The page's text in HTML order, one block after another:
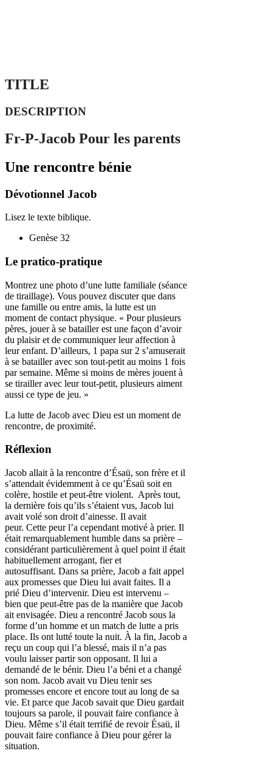
TITLE
DESCRIPTION
Fr-P-Jacob Pour les parents
Une rencontre bénie
Dévotionnel Jacob
Lisez le texte biblique.
Genèse 32
Le pratico-pratique
Montrez une photo d’une lutte familiale (séance
de tiraillage). Vous pouvez discuter que dans
une famille ou entre amis, la lutte est un
moment de contact physique. « Pour plusieurs
pères, jouer à se batailler est une façon d’avoir
du plaisir et de communiquer leur affection à
leur enfant. D’ailleurs, 1 papa sur 2 s’amuserait
à se batailler avec son tout-petit au moins 1 fois
par semaine. Même si moins de mères jouent à
se tirailler avec leur tout-petit, plusieurs aiment
aussi ce type de jeu. »
La lutte de Jacob avec Dieu est un moment de
rencontre, de proximité.
Réflexion
Jacob allait à la rencontre d’Ésaü, son frère et il
s’attendait évidemment à ce qu’Ésaü soit en
colère, hostile et peut-être violent. Après tout,
la dernière fois qu’ils s’étaient vus, Jacob lui
avait volé son droit d’ainesse. Il avait
peur. Cette peur l’a cependant motivé à prier. Il
était remarquablement humble dans sa prière –
considérant particulièrement à quel point il était
habituellement arrogant, fier et
autosuffisant. Dans sa prière, Jacob a fait appel
aux promesses que Dieu lui avait faites. Il a
prié Dieu d’intervenir. Dieu est intervenu –
bien que peut-être pas de la manière que Jacob
ait envisagée. Dieu a rencontré Jacob sous la
forme d’un homme et un match de lutte a pris
place. Ils ont lutté toute la nuit. À la fin, Jacob a
reçu un coup qui l’a blessé, mais il n’a pas
voulu laisser partir son opposant. Il lui a
demandé de le bénir. Dieu l’a béni et a changé
son nom. Jacob avait vu Dieu tenir ses
promesses encore et encore tout au long de sa
vie. Et parce que Jacob savait que Dieu gardait
toujours sa parole, il pouvait faire confiance à
Dieu. Même s’il était terrifié de revoir Ésaü, il
pouvait faire confiance à Dieu pour gérer la
situation.